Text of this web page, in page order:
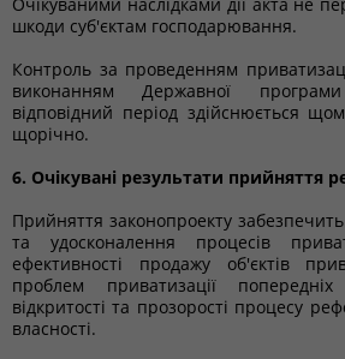
шкоди суб'єктам господарювання.
Контроль за проведенням
виконанням Державної
відповідний період здійснюється
щорічно.
6. Очікувані результати прийняття
Прийняття законопроекту
та удосконалення процесів
ефективності продажу об'єктів
проблем приватизації
відкритості та прозорості процесу
власності.